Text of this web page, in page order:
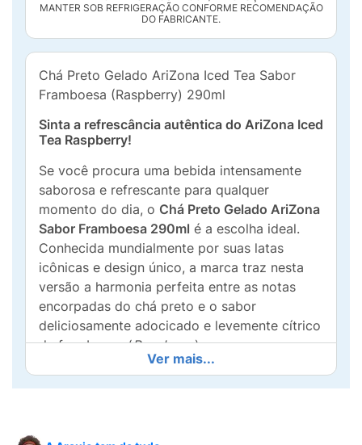
MANTER SOB REFRIGERAÇÃO CONFORME RECOMENDAÇÃO
DO FABRICANTE.
Chá Preto Gelado AriZona Iced Tea Sabor
Framboesa (Raspberry) 290ml
Sinta a refrescância autêntica do AriZona Iced
Tea Raspberry!
Se você procura uma bebida intensamente
saborosa e refrescante para qualquer
momento do dia, o Chá Preto Gelado AriZona
Sabor Framboesa 290ml é a escolha ideal.
Conhecida mundialmente por suas latas
icônicas e design único, a marca traz nesta
versão a harmonia perfeita entre as notas
encorpadas do chá preto e o sabor
deliciosamente adocicado e levemente cítrico
da framboesa (Raspberry).
Produzido com ingredientes selecionados e
Ver mais...